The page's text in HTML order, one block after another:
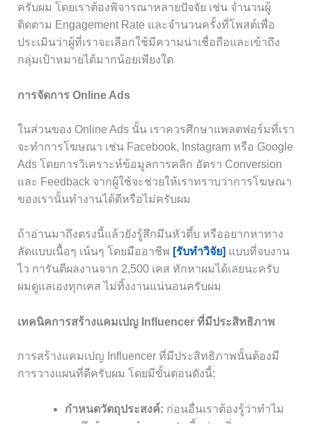
ครับผม โดยเราต้องพิจารณาหลายปัจจัย เช่น จำนวนผู้
ติดตาม Engagement Rate และจำนวนครั้งที่โพสต์เพื่อ
ประเมินว่าผู้ที่เราจะเลือกใช้มีความน่าเชื่อถือและเข้าถึง
กลุ่มเป้าหมายได้มากน้อยเพียงใด
การจัดการ Online Ads
ในส่วนของ Online Ads นั้น เราควรศึกษาแพลตฟอร์มที่เรา
จะทำการโฆษณา เช่น Facebook, Instagram หรือ Google
Ads โดยการวิเคราะห์ข้อมูลการคลิก อัตรา Conversion
และ Feedback จากผู้ใช้จะช่วยให้เราทราบว่าการโฆษณา
ของเรานั้นทำงานได้ดีหรือไม่ครับผม
ถ้าอ่านมาถึงตรงนี้แล้วยังรู้สึกมึนหัวตึ้บ หรืออยากหาทาง
ลัดแบบเนื้อๆ เน้นๆ โดยมืออาชีพ [รับทำวิจัย] แบบที่จบงาน
ไว การันตีผลงานจาก 2,500 เคส ทักหาผมได้เลยนะครับ
ผมดูแลเองทุกเคส ไม่ทิ้งงานแน่นอนครับผม
เทคนิคการสร้างแคมเปญ Influencer ที่มีประสิทธิภาพ
การสร้างแคมเปญ Influencer ที่มีประสิทธิภาพนั้นต้องมี
การวางแผนที่ดีครับผม โดยมีขั้นตอนดังนี้:
กำหนดวัตถุประสงค์: ก่อนอื่นเราต้องรู้ว่าทำไม